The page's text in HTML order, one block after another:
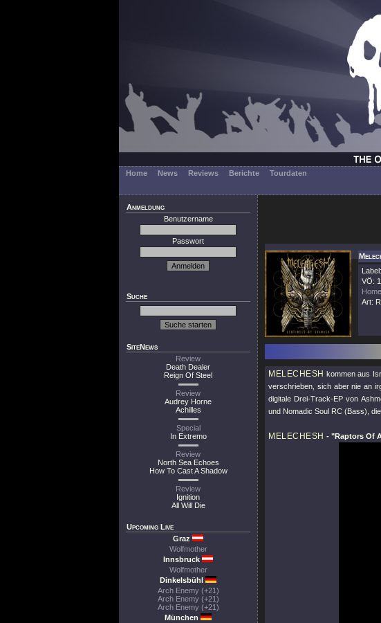
Home News Reviews Berichte
Tourdaten
Anmeldung
Benutzername
Passwort
Suche
SiteNews
Review
Death Dealer
Reign Of Steel
Review
Audrey Horne
Achilles
Special
In Extremo
Review
North Sea Echoes
How To Cast A Shadow
Review
Ignition
All Will Die
Upcoming Live
Graz
Wolfmother
Innsbruck
Wolfmother
Dinkelsbühl
Arch Enemy (+21)
Arch Enemy (+21)
Arch Enemy (+21)
München
VÖ:
Art:
MELECHESH kommen aus
verschrieben, sich aber nie an
digitale Drei-Track-EP von
und Nomadic Soul RC (Bass), die
MELECHESH - "Raptors Of